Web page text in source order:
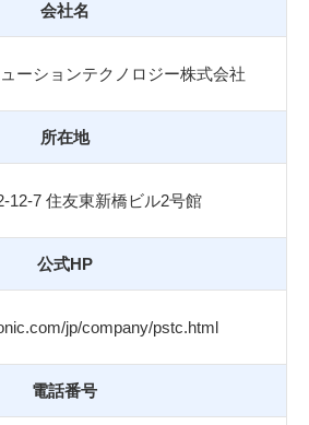
会社名
ーションテクノロジー株式会社
所在地
12-7 住友東新橋ビル2号館
公式HP
jp/company/pstc.html
電話番号